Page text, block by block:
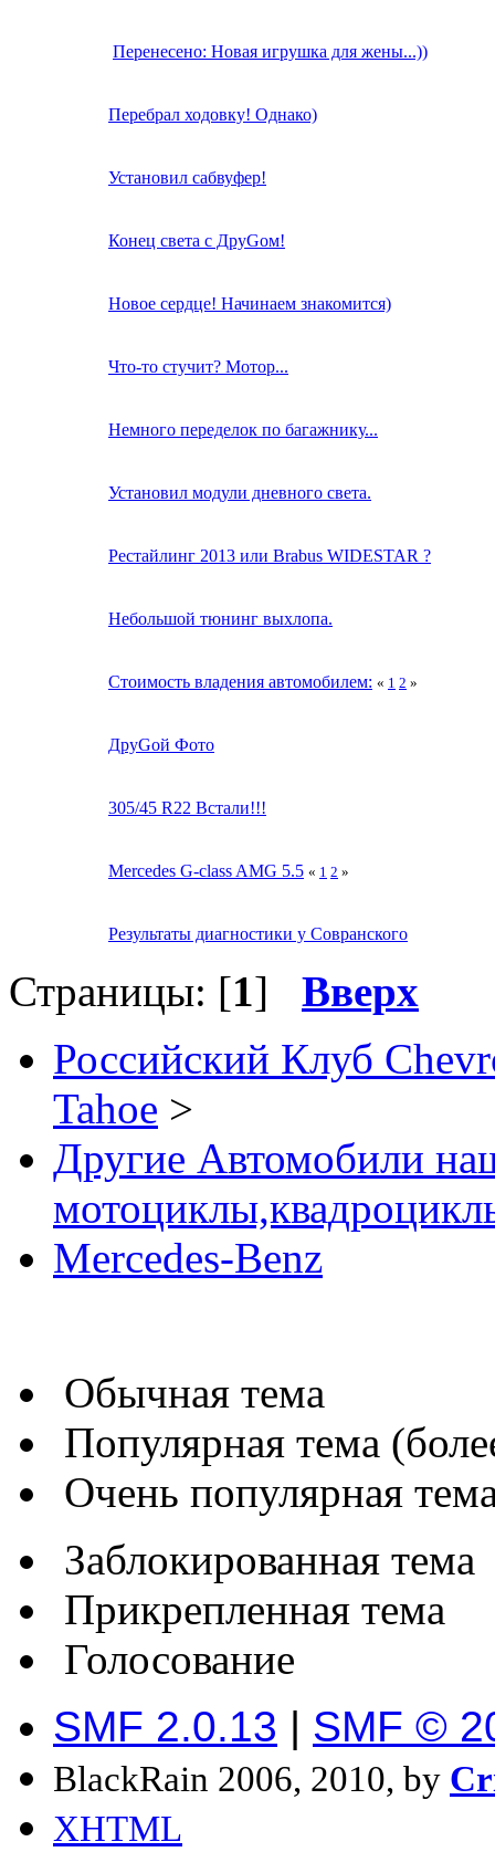
Перенесено: Новая игрушка для жены...))
Перебрал ходовку! Однако)
Установил сабвуфер!
Конец света с ДруGoм!
Новое сердце! Начинаем знакомится)
Что-то стучит? Мотор...
Немного переделок по багажнику...
Установил модули дневного света.
Рестайлинг 2013 или Brabus WIDESTAR ?
Небольшой тюнинг выхлопа.
Стоимость владения автомобилем: « 1 2 »
ДруGой Фото
305/45 R22 Встали!!!
Mercedes G-class AMG 5.5 « 1 2 »
Результаты диагностики у Совранского
Страницы: [1] Вверх
Российский Клуб
Tahoe >
Другие Автомобили
Mercedes-Benz
Обычная тема
Популярная тема
Очень популярная
Заблокированная тема
Прикрепленная тема
Голосование
SMF 2.0.13 | SMF ©
BlackRain 2006, 2010, by
XHTML